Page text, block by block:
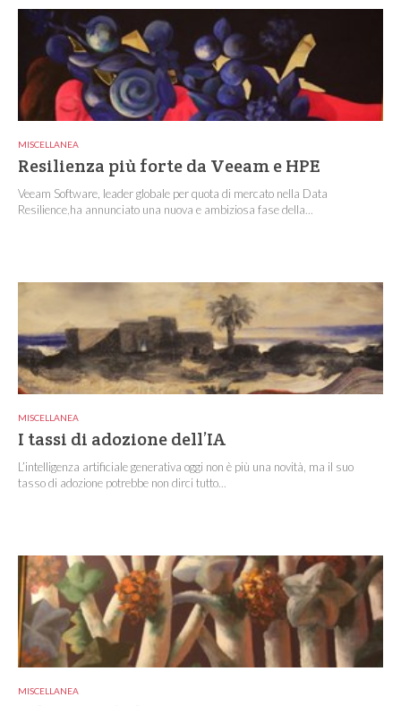
MISCELLANEA
Resilienza più forte da Veeam e HPE
Veeam Software, leader globale per quota di mercato nella Data
Resilience,ha annunciato una nuova e ambiziosa fase della...
MISCELLANEA
I tassi di adozione dell’IA
L’intelligenza artificiale generativa oggi non è più una novità, ma il suo
tasso di adozione potrebbe non dirci tutto...
MISCELLANEA